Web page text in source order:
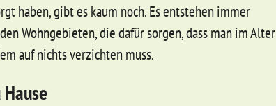
ha­ben, gibt es kaum noch. Es ent­ste­hen im­mer
Wohn­ge­bie­ten, die dafür sor­gen, dass man im Al­ter
auf nichts ver­zich­ten muss.